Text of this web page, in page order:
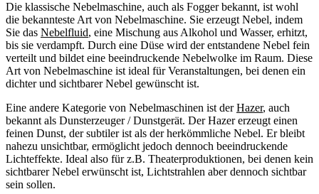
Die klassische Nebelmaschine, auch als Fogger bekannt, ist wohl
die bekannteste Art von Nebelmaschine. Sie erzeugt Nebel, indem
Sie das Nebelfluid, eine Mischung aus Alkohol und Wasser, erhitzt,
bis sie verdampft. Durch eine Düse wird der entstandene Nebel fein
verteilt und bildet eine beeindruckende Nebelwolke im Raum. Diese
Art von Nebelmaschine ist ideal für Veranstaltungen, bei denen ein
dichter und sichtbarer Nebel gewünscht ist.
Eine andere Kategorie von Nebelmaschinen ist derHazer, auch
bekannt als Dunsterzeuger / Dunstgerät. Der Hazer erzeugt einen
feinen Dunst, der subtiler ist als der herkömmliche Nebel. Er bleibt
nahezu unsichtbar, ermöglicht jedoch dennoch beeindruckende
Lichteffekte. Ideal also für z.B. Theaterproduktionen, bei denen kein
sichtbarer Nebel erwünscht ist, Lichtstrahlen aber dennoch sichtbar
sein sollen.